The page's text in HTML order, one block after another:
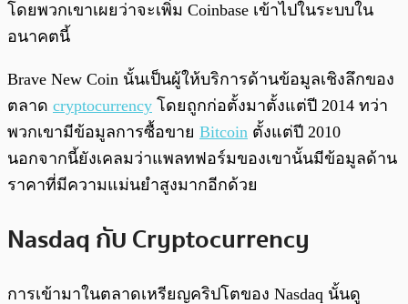
โดยพวกเขาเผยว่าจะเพิ่ม Coinbase เข้าไปในระบบใน
อนาคตนี้
Brave New Coin นั้นเป็นผู้ให้บริการด้านข้อมูลเชิงลึกของ
ตลาด cryptocurrency โดยถูกก่อตั้งมาตั้งแต่ปี 2014 ทว่า
พวกเขามีข้อมูลการซื้อขาย Bitcoin ตั้งแต่ปี 2010
นอกจากนี้ยังเคลมว่าแพลทฟอร์มของเขานั้นมีข้อมูลด้าน
ราคาที่มีความแม่นยำสูงมากอีกด้วย
Nasdaq กับ Cryptocurrency
การเข้ามาในตลาดเหรียญคริปโตของ Nasdaq นั้นดู